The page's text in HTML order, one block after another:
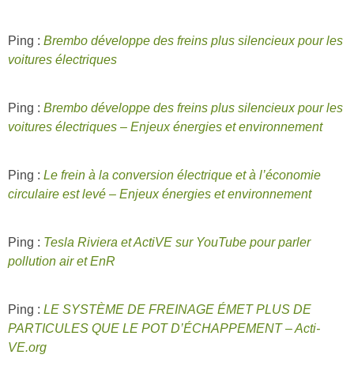
Ping : Brembo développe des freins plus silencieux pour les
voitures électriques
Ping : Brembo développe des freins plus silencieux pour les
voitures électriques – Enjeux énergies et environnement
Ping : Le frein à la conversion électrique et à l’économie
circulaire est levé – Enjeux énergies et environnement
Ping : Tesla Riviera et ActiVE sur YouTube pour parler
pollution air et EnR
Ping : LE SYSTÈME DE FREINAGE ÉMET PLUS DE
PARTICULES QUE LE POT D’ÉCHAPPEMENT – Acti-
VE.org